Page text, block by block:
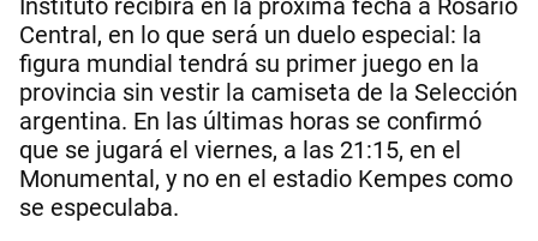
Instituto recibirá en la próxima fecha a Rosario
Central, en lo que será un duelo especial: la
figura mundial tendrá su primer juego en la
provincia sin vestir la camiseta de la Selección
argentina. En las últimas horas se confirmó
que se jugará el viernes, a las 21:15, en el
Monumental, y no en el estadio Kempes como
se especulaba.